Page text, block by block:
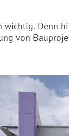
wichtig. Denn
von